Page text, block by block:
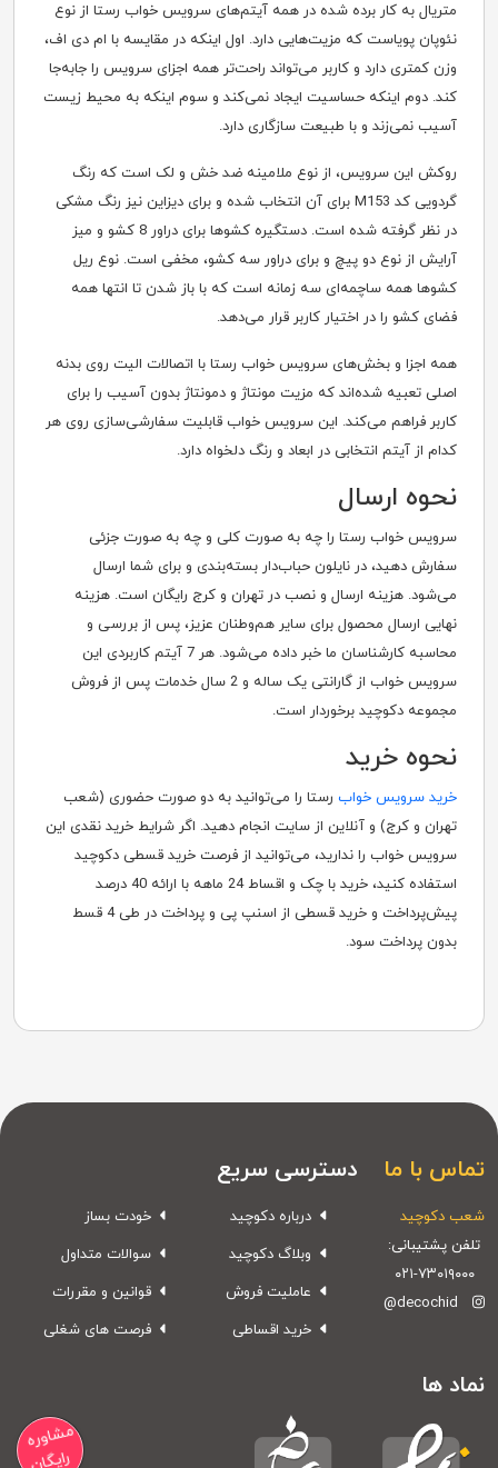
متریال به کار برده شده در همه آیتم‌های سرویس خواب رستا از نوع
نئوپان پویاست که مزیت‌هایی دارد. اول اینکه در مقایسه با ام دی اف،
وزن کمتری دارد و کاربر می‌تواند راحت‌تر همه اجزای سرویس را جابه‌جا
کند. دوم اینکه حساسیت ایجاد نمی‌کند و سوم اینکه به محیط زیست
آسیب نمی‌زند و با طبیعت سازگاری دارد.
روکش این سرویس، از نوع ملامینه ضد خش و لک است که رنگ
گردویی کد M153 برای آن انتخاب شده و برای دیزاین نیز رنگ مشکی
در نظر گرفته شده است. دستگیره کشوها برای دراور 8 کشو و میز
آرایش از نوع دو پیچ و برای دراور سه کشو، مخفی است. نوع ریل
کشوها همه ساچمه‌ای سه زمانه است که با باز شدن تا انتها همه
فضای کشو را در اختیار کاربر قرار می‌دهد.
همه اجزا و بخش‌های سرویس خواب رستا با اتصالات الیت روی بدنه
اصلی تعبیه شده‌اند که مزیت مونتاژ و دمونتاژ بدون آسیب را برای
کاربر فراهم می‌کند. این سرویس خواب قابلیت سفارشی‌سازی روی هر
کدام از آیتم انتخابی در ابعاد و رنگ دلخواه دارد.
نحوه ارسال
سرویس خواب رستا را چه به صورت کلی و چه به صورت جزئی
سفارش دهید، در نایلون حباب‌دار بسته‌بندی و برای شما ارسال
می‌شود. هزینه ارسال و نصب در تهران و کرج رایگان است. هزینه
نهایی ارسال محصول برای سایر هم‌وطنان عزیز، پس از بررسی و
محاسبه کارشناسان ما خبر داده می‌شود. هر 7 آیتم کاربردی این
سرویس خواب از گارانتی یک ساله و 2 سال خدمات پس از فروش
مجموعه دکوچید برخوردار است.
نحوه خرید
خرید سرویس خواب رستا را می‌توانید به دو صورت حضوری (شعب
تهران و کرج) و آنلاین از سایت انجام دهید. اگر شرایط خرید نقدی این
سرویس خواب را ندارید، می‌توانید از فرصت خرید قسطی دکوچید
استفاده کنید، خرید با چک و اقساط 24 ماهه با ارائه 40 درصد
پیش‌پرداخت و خرید قسطی از اسنپ پی و پرداخت در طی 4 قسط
بدون پرداخت سود.
تماس با ما
شعب دکوچید
تلفن پشتیبانی:
۰۲۱-۷۳۰۱۹۰۰۰
@decochid
دسترسی سریع
درباره دکوچید
وبلاگ دکوچید
عاملیت فروش
خرید اقساطی
خودت بساز
سوالات متداول
قوانین و مقررات
فرصت های شغلی
نماد ها
مشاوره
رایگان